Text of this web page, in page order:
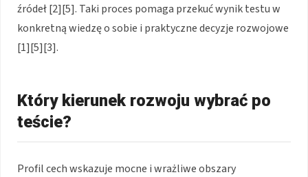
źródeł [2][5]. Taki proces pomaga przekuć wynik testu w
konkretną wiedzę o sobie i praktyczne decyzje rozwojowe
[1][5][3].
Który kierunek rozwoju wybrać po
teście?
Profil cech wskazuje mocne i wrażliwe obszary